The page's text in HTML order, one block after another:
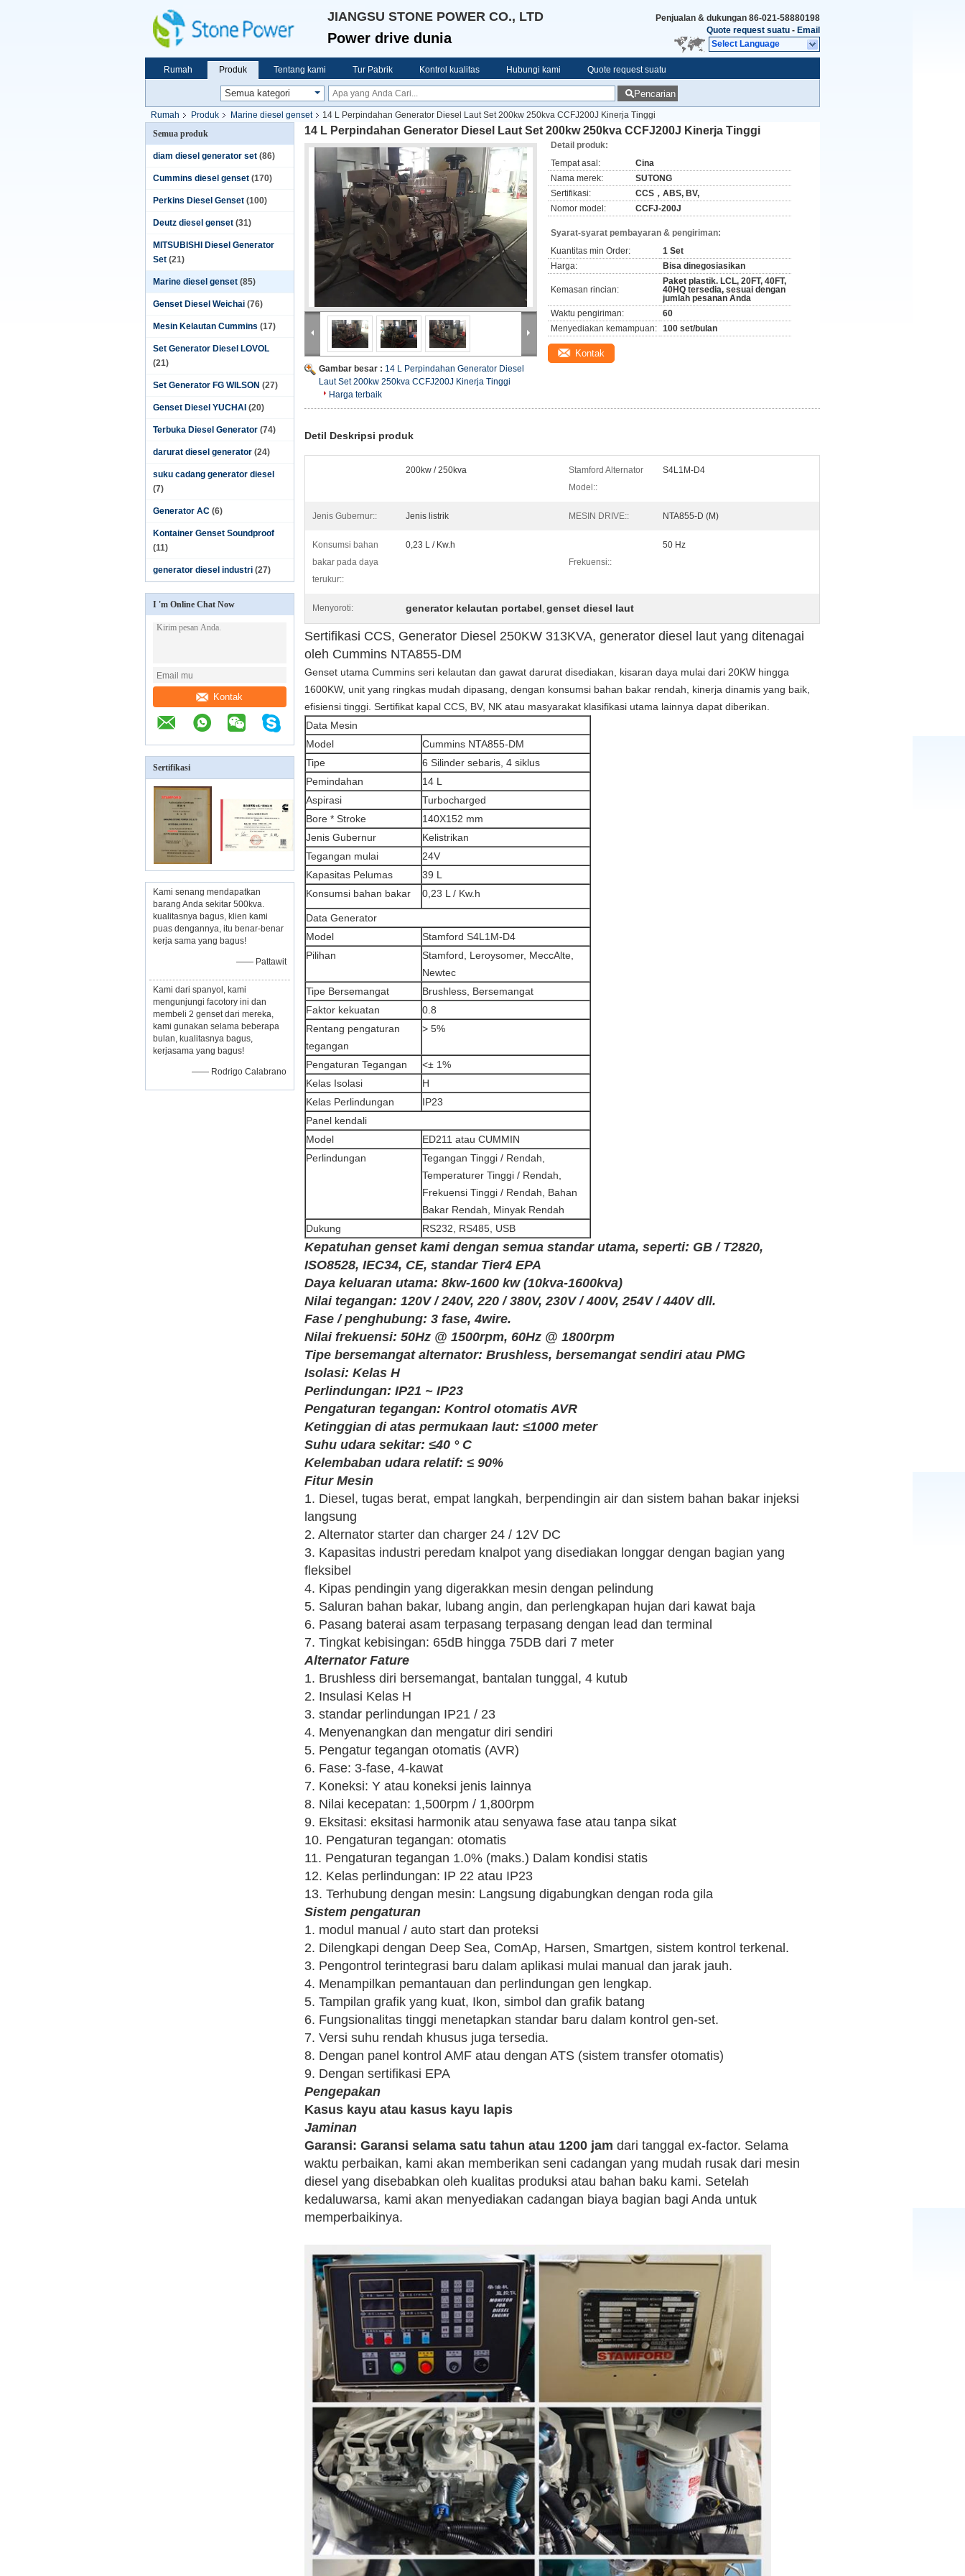
JIANGSU STONE POWER CO., LTD
Power drive dunia
Penjualan & dukungan 86-021-58880198
Quote request suatu - Email
Select Language
Rumah Produk Tentang kami Tur Pabrik Kontrol kualitas Hubungi kami Quote request suatu
Pencarian
Rumah Produk Marine diesel genset
14 L Perpindahan Generator Diesel Laut Set 200kw 250kva CCFJ200J Kinerja Tinggi
Semua produk
diam diesel generator set (86)
Cummins diesel genset (170)
Perkins Diesel Genset (100)
Deutz diesel genset (31)
MITSUBISHI Diesel Generator
Set (21)
Marine diesel genset (85)
Genset Diesel Weichai (76)
Mesin Kelautan Cummins (17)
Set Generator Diesel LOVOL
(21)
Set Generator FG WILSON (27)
Genset Diesel YUCHAI (20)
Terbuka Diesel Generator (74)
darurat diesel generator (24)
suku cadang generator diesel
(7)
Generator AC (6)
Kontainer Genset Soundproof
(11)
generator diesel industri (27)
I 'm Online Chat Now
Kontak
Sertifikasi
Kami senang mendapatkan
barang Anda sekitar 500kva.
kualitasnya bagus, klien kami
puas dengannya, itu benar-benar
kerja sama yang bagus!
—— Pattawit
Kami dari spanyol, kami
mengunjungi facotory ini dan
membeli 2 genset dari mereka,
kami gunakan selama beberapa
bulan, kualitasnya bagus,
kerjasama yang bagus!
—— Rodrigo Calabrano
14 L Perpindahan Generator Diesel Laut Set 200kw 250kva CCFJ200J Kinerja Tinggi
Gambar besar : 14 L Perpindahan Generator Diesel
Laut Set 200kw 250kva CCFJ200J Kinerja Tinggi
Harga terbaik
Detail produk:
Tempat asal:
Cina
Nama merek:
SUTONG
Sertifikasi:
CCS，ABS, BV,
Nomor model:
CCFJ-200J
Syarat-syarat pembayaran & pengiriman:
Kuantitas min Order:
1 Set
Harga:
Bisa dinegosiasikan
Kemasan rincian:
Paket plastik. LCL, 20FT, 40FT,
40HQ tersedia, sesuai dengan
jumlah pesanan Anda
Waktu pengiriman:
60
Menyediakan kemampuan: 100 set/bulan
Kontak
Detil Deskripsi produk
200kw / 250kva
Stamford Alternator
Model::
S4L1M-D4
Jenis Gubernur:: Jenis listrik MESIN DRIVE:: NTA855-D (M)
Konsumsi bahan
bakar pada daya
terukur::
0,23 L / Kw.h
Frekuensi::
50 Hz
Menyoroti: generator kelautan portabel, genset diesel laut
Sertifikasi CCS, Generator Diesel 250KW 313KVA, generator diesel laut yang ditenagai
oleh Cummins NTA855-DM
Genset utama Cummins seri kelautan dan gawat darurat disediakan, kisaran daya mulai dari 20KW hingga
1600KW, unit yang ringkas mudah dipasang, dengan konsumsi bahan bakar rendah, kinerja dinamis yang baik,
efisiensi tinggi. Sertifikat kapal CCS, BV, NK atau masyarakat klasifikasi utama lainnya dapat diberikan.
Data Mesin
Model
Cummins NTA855-DM
Tipe
6 Silinder sebaris, 4 siklus
Pemindahan
14 L
Aspirasi
Turbocharged
Bore * Stroke
140X152 mm
Jenis Gubernur
Kelistrikan
Tegangan mulai
24V
Kapasitas Pelumas
39 L
Konsumsi bahan bakar
0,23 L / Kw.h
Data Generator
Model
Stamford S4L1M-D4
Pilihan
Stamford, Leroysomer, MeccAlte,
Newtec
Tipe Bersemangat
Brushless, Bersemangat
Faktor kekuatan
0.8
Rentang pengaturan
tegangan
> 5%
Pengaturan Tegangan
<± 1%
Kelas Isolasi
H
Kelas Perlindungan
IP23
Panel kendali
Model
ED211 atau CUMMIN
Perlindungan
Tegangan Tinggi / Rendah,
Temperaturer Tinggi / Rendah,
Frekuensi Tinggi / Rendah, Bahan
Bakar Rendah, Minyak Rendah
Dukung
RS232, RS485, USB
Kepatuhan genset kami dengan semua standar utama, seperti: GB / T2820,
ISO8528, IEC34, CE, standar Tier4 EPA
Daya keluaran utama: 8kw-1600 kw (10kva-1600kva)
Nilai tegangan: 120V / 240V, 220 / 380V, 230V / 400V, 254V / 440V dll.
Fase / penghubung: 3 fase, 4wire.
Nilai frekuensi: 50Hz @ 1500rpm, 60Hz @ 1800rpm
Tipe bersemangat alternator: Brushless, bersemangat sendiri atau PMG
Isolasi: Kelas H
Perlindungan: IP21 ~ IP23
Pengaturan tegangan: Kontrol otomatis AVR
Ketinggian di atas permukaan laut: ≤1000 meter
Suhu udara sekitar: ≤40 ° C
Kelembaban udara relatif: ≤ 90%
Fitur Mesin
1. Diesel, tugas berat, empat langkah, berpendingin air dan sistem bahan bakar injeksi
langsung
2. Alternator starter dan charger 24 / 12V DC
3. Kapasitas industri peredam knalpot yang disediakan longgar dengan bagian yang
fleksibel
4. Kipas pendingin yang digerakkan mesin dengan pelindung
5. Saluran bahan bakar, lubang angin, dan perlengkapan hujan dari kawat baja
6. Pasang baterai asam terpasang terpasang dengan lead dan terminal
7. Tingkat kebisingan: 65dB hingga 75DB dari 7 meter
Alternator Fature
1. Brushless diri bersemangat, bantalan tunggal, 4 kutub
2. Insulasi Kelas H
3. standar perlindungan IP21 / 23
4. Menyenangkan dan mengatur diri sendiri
5. Pengatur tegangan otomatis (AVR)
6. Fase: 3-fase, 4-kawat
7. Koneksi: Y atau koneksi jenis lainnya
8. Nilai kecepatan: 1,500rpm / 1,800rpm
9. Eksitasi: eksitasi harmonik atau senyawa fase atau tanpa sikat
10. Pengaturan tegangan: otomatis
11. Pengaturan tegangan 1.0% (maks.) Dalam kondisi statis
12. Kelas perlindungan: IP 22 atau IP23
13. Terhubung dengan mesin: Langsung digabungkan dengan roda gila
Sistem pengaturan
1. modul manual / auto start dan proteksi
2. Dilengkapi dengan Deep Sea, ComAp, Harsen, Smartgen, sistem kontrol terkenal.
3. Pengontrol terintegrasi baru dalam aplikasi mulai manual dan jarak jauh.
4. Menampilkan pemantauan dan perlindungan gen lengkap.
5. Tampilan grafik yang kuat, Ikon, simbol dan grafik batang
6. Fungsionalitas tinggi menetapkan standar baru dalam kontrol gen-set.
7. Versi suhu rendah khusus juga tersedia.
8. Dengan panel kontrol AMF atau dengan ATS (sistem transfer otomatis)
9. Dengan sertifikasi EPA
Pengepakan
Kasus kayu atau kasus kayu lapis
Jaminan
Garansi: Garansi selama satu tahun atau 1200 jam dari tanggal ex-factor. Selama
waktu perbaikan, kami akan memberikan seni cadangan yang mudah rusak dari mesin
diesel yang disebabkan oleh kualitas produksi atau bahan baku kami. Setelah
kedaluwarsa, kami akan menyediakan cadangan biaya bagian bagi Anda untuk
memperbaikinya.